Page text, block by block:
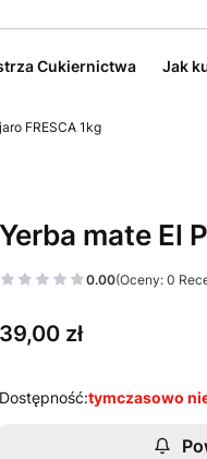
Cukiernictwa Jak
FRESCA 1kg
Yerba mate El
0.00(Oceny: 0
Cena
39,00 zł
Dostępność:tymczasowo